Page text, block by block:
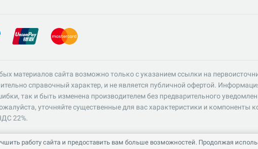
материалов сайта возможно только с указанием ссылки на
справочный характер, и не является публичной офертой.
так и быть изменена производителем без предварительного
уточняйте существенные для вас характеристики и компоненты
22%.
работу сайта и предоставить вам больше возможностей. Продолжая